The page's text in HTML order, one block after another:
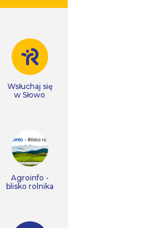
Wsłuchaj się
w Słowo
Agroinfo -
blisko rolnika